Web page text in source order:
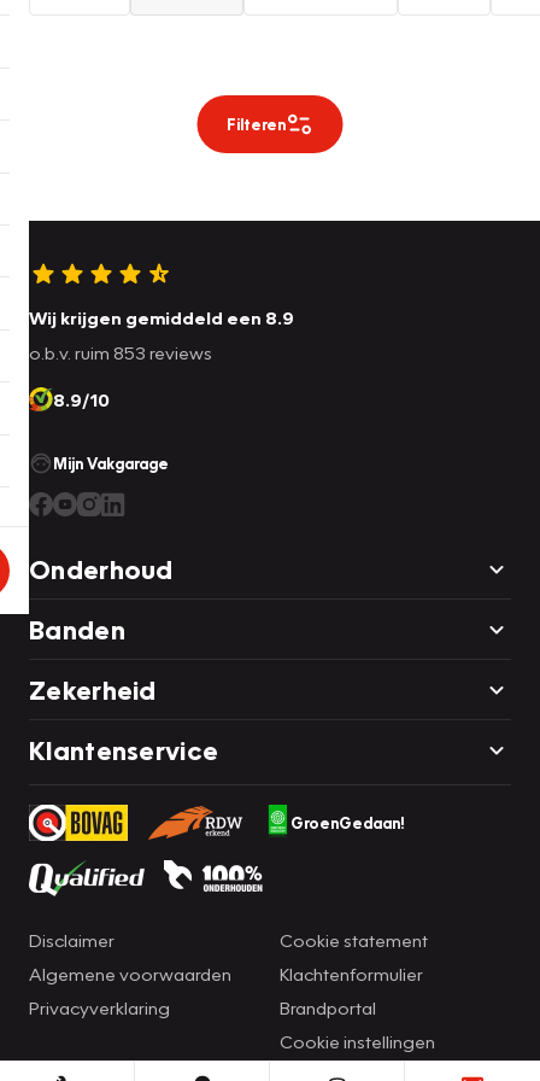
Filteren
Wij krijgen gemiddeld een 8.9
o.b.v. ruim 853 reviews
8.9/10
Mijn Vakgarage
Onderhoud
Banden
Zekerheid
Klantenservice
GroenGedaan!
Disclaimer
Algemene voorwaarden
Privacyverklaring
Cookie statement
Klachtenformulier
Brandportal
Cookie instellingen